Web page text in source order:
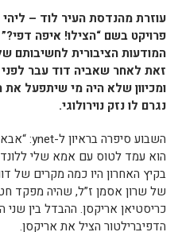
כתב מקומונט 8 דצמבר, 2021
פרויקט בשם “הצילו! איפה
המודעות הציבורית לחשיבותם
זאת לאחר שאביה דוד עבר לפני
נגרם לו נזק נוירולוגי.
הוא עמד לטוס עם אמא שלי
בקיץ האחרון היו כמה מקרים של
של שרון אסמן ז”ל, שהיה מפקד